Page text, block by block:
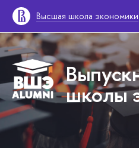
Высшая школа экономики
школы